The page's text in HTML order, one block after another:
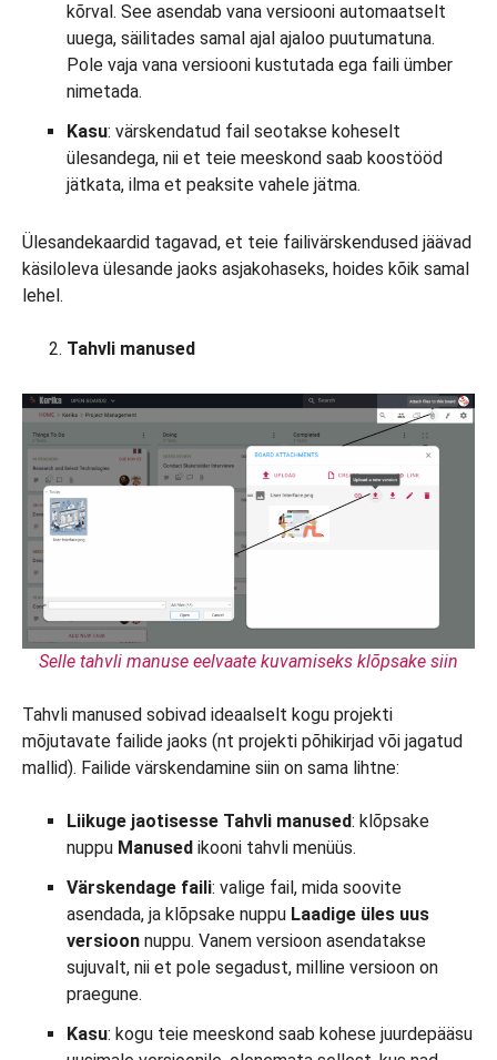
kõrval. See asendab vana versiooni automaatselt
uuega, säilitades samal ajal ajaloo puutumatuna.
Pole vaja vana versiooni kustutada ega faili ümber
nimetada.
Kasu: värskendatud fail seotakse koheselt
ülesandega, nii et teie meeskond saab koostööd
jätkata, ilma et peaksite vahele jätma.
Ülesandekaardid tagavad, et teie failivärskendused jäävad
käsiloleva ülesande jaoks asjakohaseks, hoides kõik samal
lehel.
Tahvli manused
Selle tahvli manuse eelvaate kuvamiseks klõpsake siin
Tahvli manused sobivad ideaalselt kogu projekti
mõjutavate failide jaoks (nt projekti põhikirjad või jagatud
mallid). Failide värskendamine siin on sama lihtne:
Liikuge jaotisesse Tahvli manused: klõpsake
nuppu Manused ikooni tahvli menüüs.
Värskendage faili: valige fail, mida soovite
asendada, ja klõpsake nuppu Laadige üles uus
versioon nuppu. Vanem versioon asendatakse
sujuvalt, nii et pole segadust, milline versioon on
praegune.
Kasu: kogu teie meeskond saab kohese juurdepääsu